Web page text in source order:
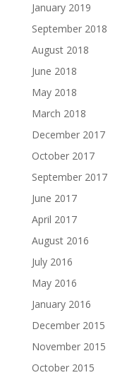
January 2019
September 2018
August 2018
June 2018
May 2018
March 2018
December 2017
October 2017
September 2017
June 2017
April 2017
August 2016
July 2016
May 2016
January 2016
December 2015
November 2015
October 2015